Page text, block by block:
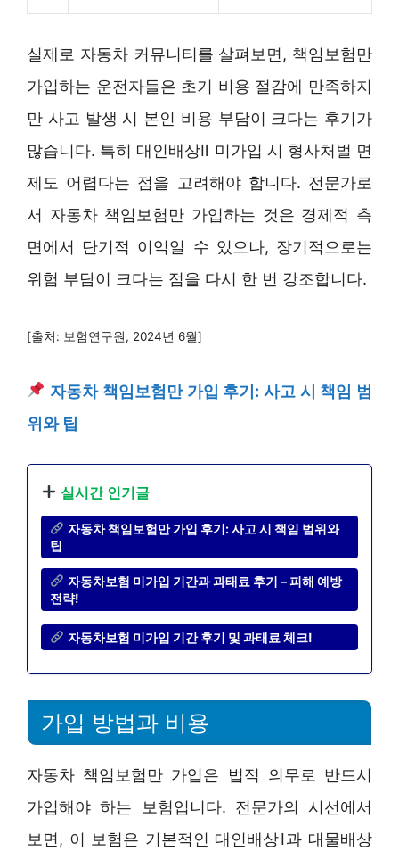
실제로 자동차 커뮤니티를 살펴보면, 책임보험만
가입하는 운전자들은 초기 비용 절감에 만족하지
만 사고 발생 시 본인 비용 부담이 크다는 후기가
많습니다. 특히 대인배상Ⅱ 미가입 시 형사처벌 면
제도 어렵다는 점을 고려해야 합니다. 전문가로
서 자동차 책임보험만 가입하는 것은 경제적 측
면에서 단기적 이익일 수 있으나, 장기적으로는
위험 부담이 크다는 점을 다시 한 번 강조합니다.
[출처: 보험연구원, 2024년 6월]
자동차 책임보험만 가입 후기: 사고 시 책임 범
위와 팁
실시간 인기글
자동차 책임보험만 가입 후기: 사고 시 책임 범위와
팁
자동차보험 미가입 기간과 과태료 후기 – 피해 예방
전략!
자동차보험 미가입 기간 후기 및 과태료 체크!
가입 방법과 비용
자동차 책임보험만 가입은 법적 의무로 반드시
가입해야 하는 보험입니다. 전문가의 시선에서
보면, 이 보험은 기본적인 대인배상Ⅰ과 대물배상